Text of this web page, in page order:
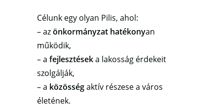
Célunk egy olyan Pilis, ahol:
– azönkormányzat hatékonyan
működik,
– a fejlesztéseka lakosság érdekeit
szolgálják,
– a közösségaktív részese a város
életének.